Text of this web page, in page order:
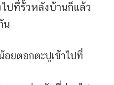
ปที่รั้วหลังบ้านก็แล้ว
น
อยตอกตะปูเข้าไปที่